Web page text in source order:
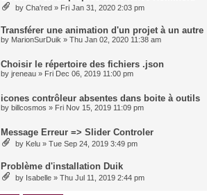
by Cha'red » Fri Jan 31, 2020 2:03 pm
Transférer une animation d'un projet à un autre
by MarionSurDuik » Thu Jan 02, 2020 11:38 am
Choisir le répertoire des fichiers .json
by jreneau » Fri Dec 06, 2019 11:00 pm
icones contrôleur absentes dans boite à outils
by billcosmos » Fri Nov 15, 2019 11:09 pm
Message Erreur => Slider Controler
by Kelu » Tue Sep 24, 2019 3:49 pm
Problème d'installation Duik
by Isabelle » Thu Jul 11, 2019 2:44 pm